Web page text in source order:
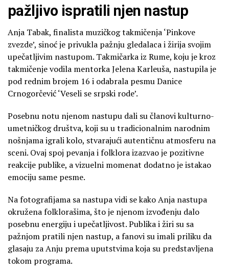
pažljivo ispratili njen nastup
Anja Tabak, finalista muzičkog takmičenja ‘Pinkove
zvezde’, sinoć je privukla pažnju gledalaca i žirija svojim
upečatljivim nastupom. Takmičarka iz Rume, koju je kroz
takmičenje vodila mentorka Jelena Karleuša, nastupila je
pod rednim brojem 16 i odabrala pesmu Danice
Crnogorčević ‘Veseli se srpski rode’.
Posebnu notu njenom nastupu dali su članovi kulturno-
umetničkog društva, koji su u tradicionalnim narodnim
nošnjama igrali kolo, stvarajući autentičnu atmosferu na
sceni. Ovaj spoj pevanja i folklora izazvao je pozitivne
reakcije publike, a vizuelni momenat dodatno je istakao
emociju same pesme.
Na fotografijama sa nastupa vidi se kako Anja nastupa
okružena folklorašima, što je njenom izvođenju dalo
posebnu energiju i upečatljivost. Publika i žiri su sa
pažnjom pratili njen nastup, a fanovi su imali priliku da
glasaju za Anju prema uputstvima koja su predstavljena
tokom programa.